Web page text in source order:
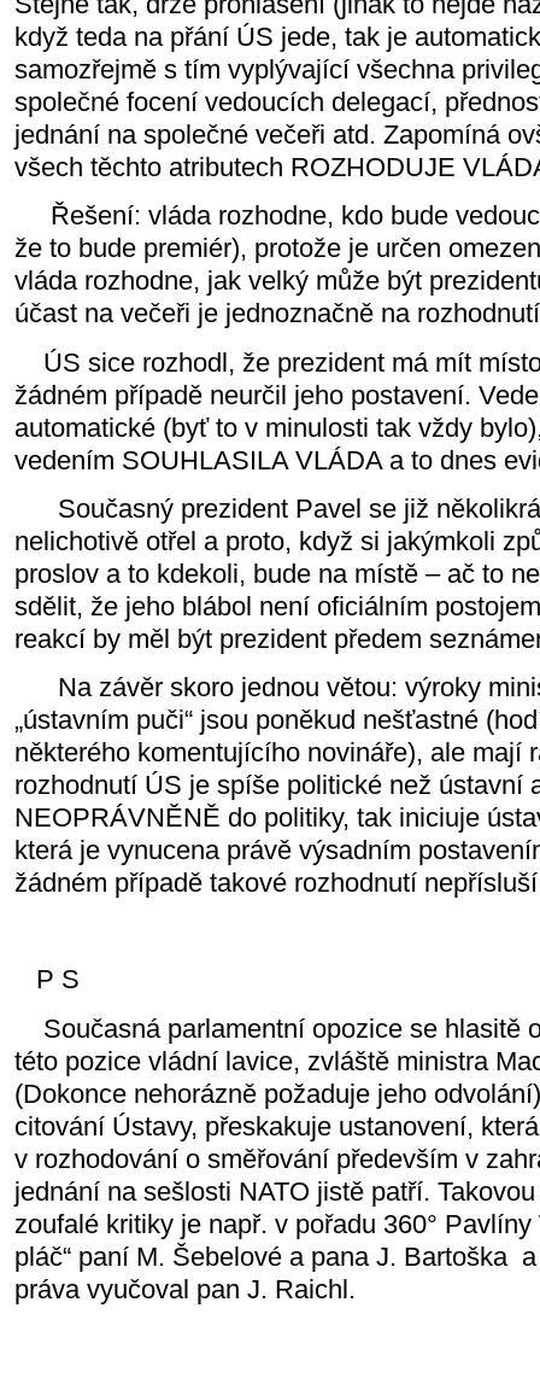
když teda na přání ÚS jede, tak je
samozřejmě s tím vyplývající všechna
společné focení vedoucích delegací,
jednání na společné večeři atd. Zapomíná
všech těchto atributech ROZHODUJE
Řešení: vláda rozhodne, kdo bude
že to bude premiér), protože je určen
vláda rozhodne, jak velký může být
účast na večeři je jednoznačně na
ÚS sice rozhodl, že prezident má mít
žádném případě neurčil jeho postavení.
automatické (byť to v minulosti tak vždy
vedením SOUHLASILA VLÁDA a to dnes
Současný prezident Pavel se již
nelichotivě otřel a proto, když si jakýmkoli
proslov a to kdekoli, bude na místě – ač to
sdělit, že jeho blábol není oficiálním
reakcí by měl být prezident předem
Na závěr skoro jednou větou: výroky
„ústavním puči“ jsou poněkud nešťastné
některého komentujícího novináře), ale mají
rozhodnutí ÚS je spíše politické než ústavní
NEOPRÁVNĚNĚ do politiky, tak iniciuje
která je vynucena právě výsadním
žádném případě takové rozhodnutí
P S
Současná parlamentní opozice se hlasitě
této pozice vládní lavice, zvláště ministra
(Dokonce nehorázně požaduje jeho
citování Ústavy, přeskakuje ustanovení,
v rozhodování o směřování především v
jednání na sešlosti NATO jistě patří.
zoufalé kritiky je např. v pořadu 360°
pláč“ paní M. Šebelové a pana J. Bartoška
práva vyučoval pan J. Raichl.